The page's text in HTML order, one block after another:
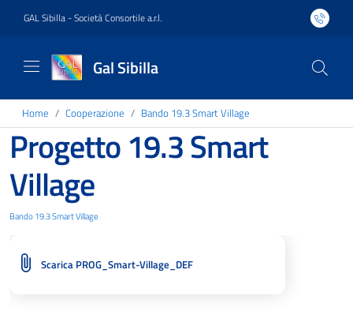
GAL Sibilla - Società Consortile a.r.l.
Gal Sibilla
Home Cooperazione Bando 19.3 Smart Village
Progetto 19.3 Smart
Village
Bando 19.3 Smart Village
Scarica PROG_Smart-Village_DEF